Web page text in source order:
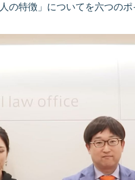
の特徴」についてを六つのポ